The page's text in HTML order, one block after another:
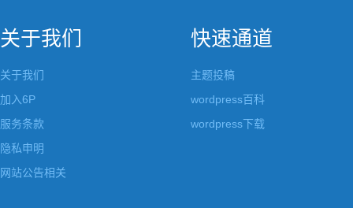
关于我们
关于我们
加入6P
服务条款
隐私申明
网站公告相关
快速通道
主题投稿
wordpress百科
wordpress下载